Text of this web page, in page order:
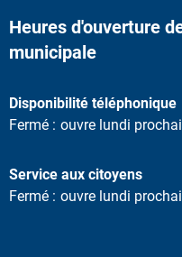
Heures d'ouverture
municipale
Disponibilité téléphonique
Cliquez pour masquer
Fermé : ouvre lundi
Service aux citoyens
Cliquez pour masquer
Fermé : ouvre lundi